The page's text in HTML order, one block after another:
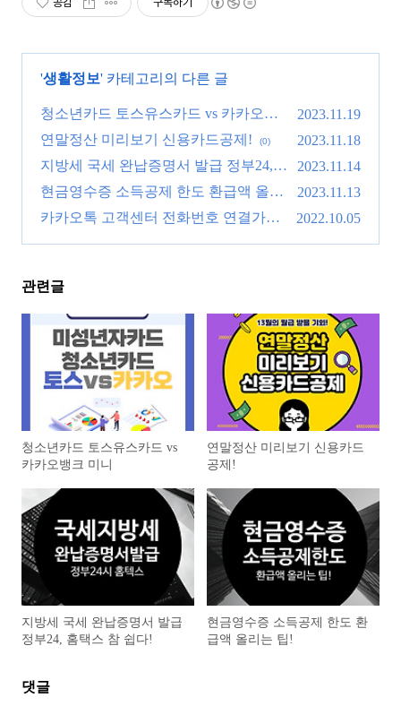
'생활정보' 카테고리의 다른 글
청소년카드 토스유스카드 vs 카카오뱅
크 미니
(0)
2023.11.19
연말정산 미리보기 신용카드공제!
(0)
2023.11.18
지방세 국세 완납증명서 발급 정부24,
홈택스 참 쉽다!
(0)
2023.11.14
현금영수증 소득공제 한도 환급액 올리
는 팁!
(0)
2023.11.13
카카오톡 고객센터 전화번호 연결가능?
2022.10.05
관련글
청소년카드 토스유스카드 vs
카카오뱅크 미니
연말정산 미리보기 신용카드
공제!
지방세 국세 완납증명서 발급
정부24, 홈택스 참 쉽다!
현금영수증 소득공제 한도 환
급액 올리는 팁!
댓글